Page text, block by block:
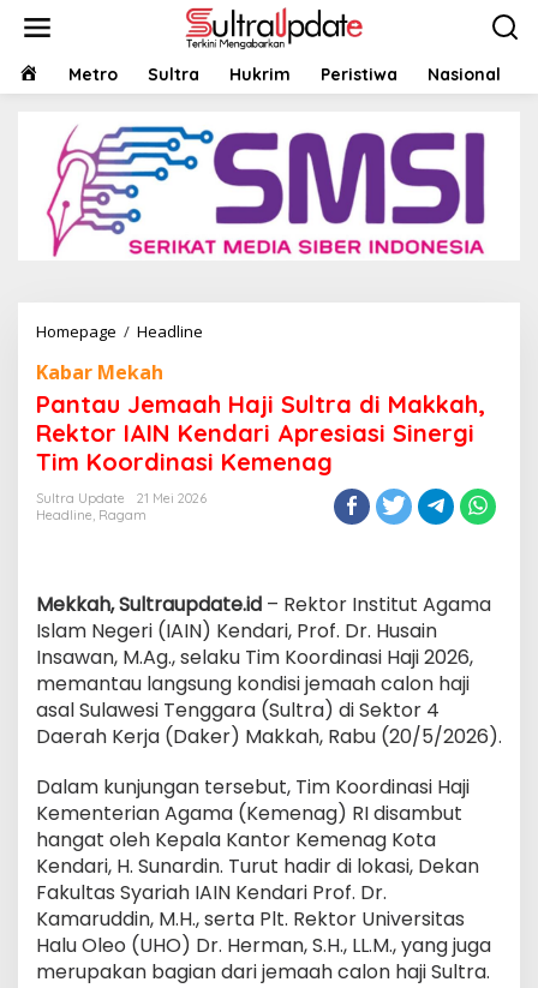
HOMEMetro Sultra Hukrim Peristiwa Nasional
Homepage / Headline
Sultra
di
Makkah,
Rektor
Kendari
Kemenag
Kabar Mekah
Pantau Jemaah Haji Sultra di Makkah,
Rektor IAIN Kendari Apresiasi Sinergi
Tim Koordinasi Kemenag
Sultra Update
21 Mei 2026
Headline, Ragam
Mekkah,Sultraupdate.id – Rektor Institut Agama
Islam Negeri (IAIN) Kendari, Prof. Dr. Husain
Insawan, M.Ag., selaku Tim Koordinasi Haji 2026,
memantau langsung kondisi jemaah calon haji
asal Sulawesi Tenggara (Sultra) di Sektor 4
Daerah Kerja (Daker) Makkah, Rabu (20/5/2026).
Dalam kunjungan tersebut, Tim Koordinasi Haji
Kementerian Agama (Kemenag) RI disambut
hangat oleh Kepala Kantor Kemenag Kota
Kendari, H. Sunardin. Turut hadir di lokasi, Dekan
Fakultas Syariah IAIN Kendari Prof. Dr.
Kamaruddin, M.H., serta Plt. Rektor Universitas
Halu Oleo (UHO) Dr. Herman, S.H., LL.M., yang juga
merupakan bagian dari jemaah calon haji Sultra.